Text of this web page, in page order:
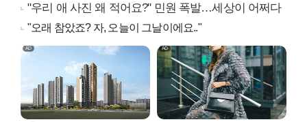
"우리 애 사진 왜 적어요?" 민원 폭발…세상이 어쩌다
"오래 참았죠? 자, 오늘이 그날이에요.."